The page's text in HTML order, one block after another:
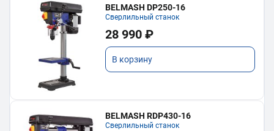
BELMASH DP250-16
Сверлильный станок
28 990 ₽
В корзину
BELMASH RDP430-16
Сверлильный станок